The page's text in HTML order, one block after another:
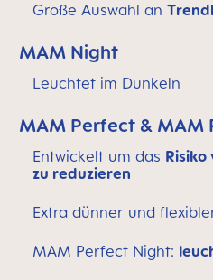
Große Auswahl an
MAM Night
Leuchtet im Dunkeln
MAM Perfect & MAM
Entwickelt um das Risiko
zu reduzieren
Extra dünner und
MAM Perfect Night: